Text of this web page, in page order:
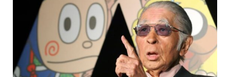
保育所のご案内
ボヤキ100%